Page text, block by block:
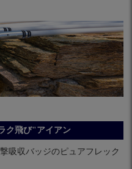
ク飛び"アイアン
吸収バッジのピュアフレック